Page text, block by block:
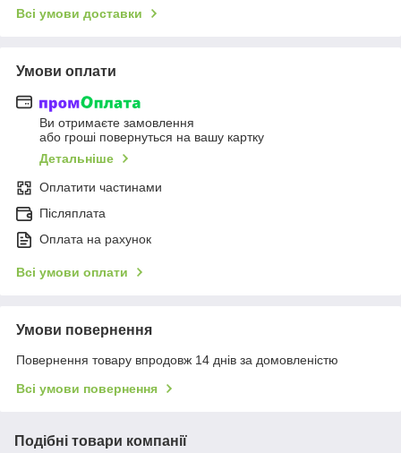
Всі умови доставки
Умови оплати
Ви отримаєте замовлення
або гроші повернуться на вашу картку
Детальніше
Оплатити частинами
Післяплата
Оплата на рахунок
Всі умови оплати
Умови повернення
Повернення товару впродовж 14 днів за домовленістю
Всі умови повернення
Подібні товари компанії